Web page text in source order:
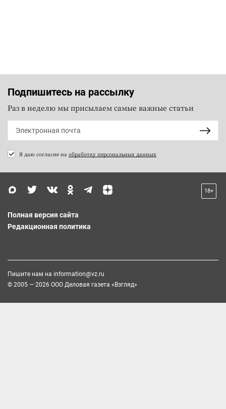
Подпишитесь на рассылку
Раз в неделю мы присылаем самые важные статьи
Я даю согласие на обработку персональных данных
18+
Полная версия сайта
Редакционная политика
Пишите нам на information@vz.ru
© 2005 — 2026 ООО Деловая газета «Взгляд»